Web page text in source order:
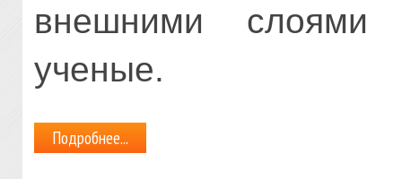
внешними слоями
ученые.
Подробнее...